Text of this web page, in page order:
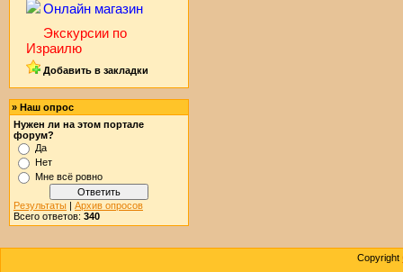
Онлайн магазин
Экскурсии по
Израилю
Добавить в закладки
» Наш опрос
Нужен ли на этом портале
форум?
Да
Нет
Мне всё ровно
Результаты| Архив опросов
Всего ответов: 340
Copyright